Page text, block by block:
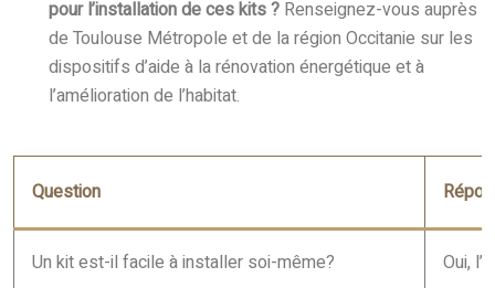
pour l’installation de ces kits ? Renseignez-vous auprès
de Toulouse Métropole et de la région Occitanie sur les
dispositifs d’aide à la rénovation énergétique et à
l’amélioration de l’habitat.
Question
Un kit est-il facile à installer soi-même? Oui,